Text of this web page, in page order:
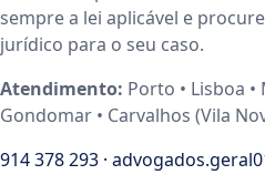
sempre a lei aplicável e
jurídico para o seu caso.
Atendimento: Porto • Lisboa •
Gondomar • Carvalhos (Vila
914 378 293 ·